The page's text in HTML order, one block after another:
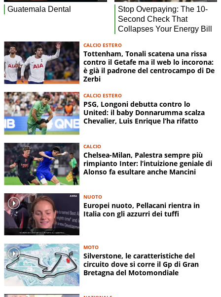
CALCIO ESTERO
Tottenham, Tonali scatena una rissa
contro il Getafe ma il web lo incorona:
è già il padrone del centrocampo di De
Zerbi
CALCIO ESTERO
PSG, Longoni debutta contro lo
United: il baby Donnarumma scalza
Chevalier, Luis Enrique l’ha rifatto
CALCIO
Chelsea-Milan, Palestra sempre più
rimpianto Inter: l’intuizione geniale di
Alonso fa esultare anche Mancini
NUOTO
Europei nuoto, Pellacani rientra in
Italia con gli azzurri dei tuffi
MOTO
Silverstone, le caratteristiche del
circuito dove si corre il Gp di Gran
Bretagna del Motomondiale